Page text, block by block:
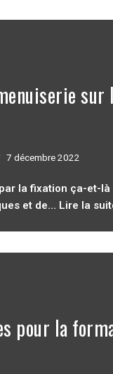
sur
7 décembre 2022
la fixation ça-et-
et de… Lire la
pour la